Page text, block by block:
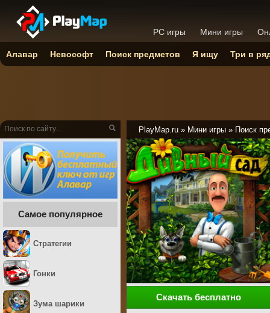
PlayMap.ru » Мини игры » Поиск
Скачать бесплатно
Самое популярное
Стратегии
Гонки
Зума шарики
PC игры Мини игры
Алавар Невософт Поиск предметов Я ищу Три в